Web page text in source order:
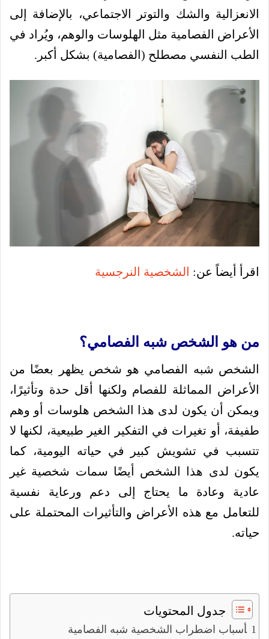
الانعزالية والشك والتوتر الاجتماعي، بالإضافة إلى
الأعراض الفصامية مثل الهلوسات والوهم، ويُراد في
الطب النفسي مصطلح (الفصامية) بشكل أكبر.
اقرأ أيضاً عن: الشخصية النرجسية
من هو الشخص شبه الفصامي؟
الشخص شبه الفصامي هو شخص يظهر بعضًا من
الأعراض المماثلة للفصام ولكنها أقل حدة وتأثيرًا،
ويمكن أن يكون لدى هذا الشخص هلوسات أو وهم
طفيفة، أو تغيرات في التفكير الغير طبيعية، لكنها لا
تتسبب في تشويش كبير في حياته اليومية، كما
يكون لدى هذا الشخص أيضًا سمات شخصية غير
عادية وعادة ما يحتاج إلى دعم ورعاية نفسية
للتعامل مع هذه الأعراض والتأثيرات المحتملة على
حياته.
جدول المحتويات
أسباب اضطراب الشخصية شبه الفصامية